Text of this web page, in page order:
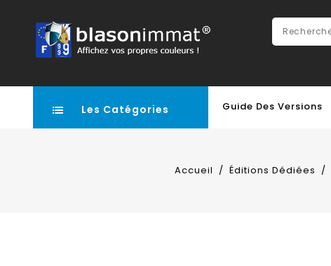
Les Catégories Guide Des Versions
Accueil Éditions Dédiées